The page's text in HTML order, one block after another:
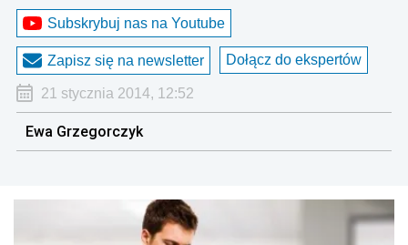
Subskrybuj nas na Youtube
Zapisz się na newsletter Dołącz do ekspertów
21 stycznia 2014, 12:52
Ewa Grzegorczyk